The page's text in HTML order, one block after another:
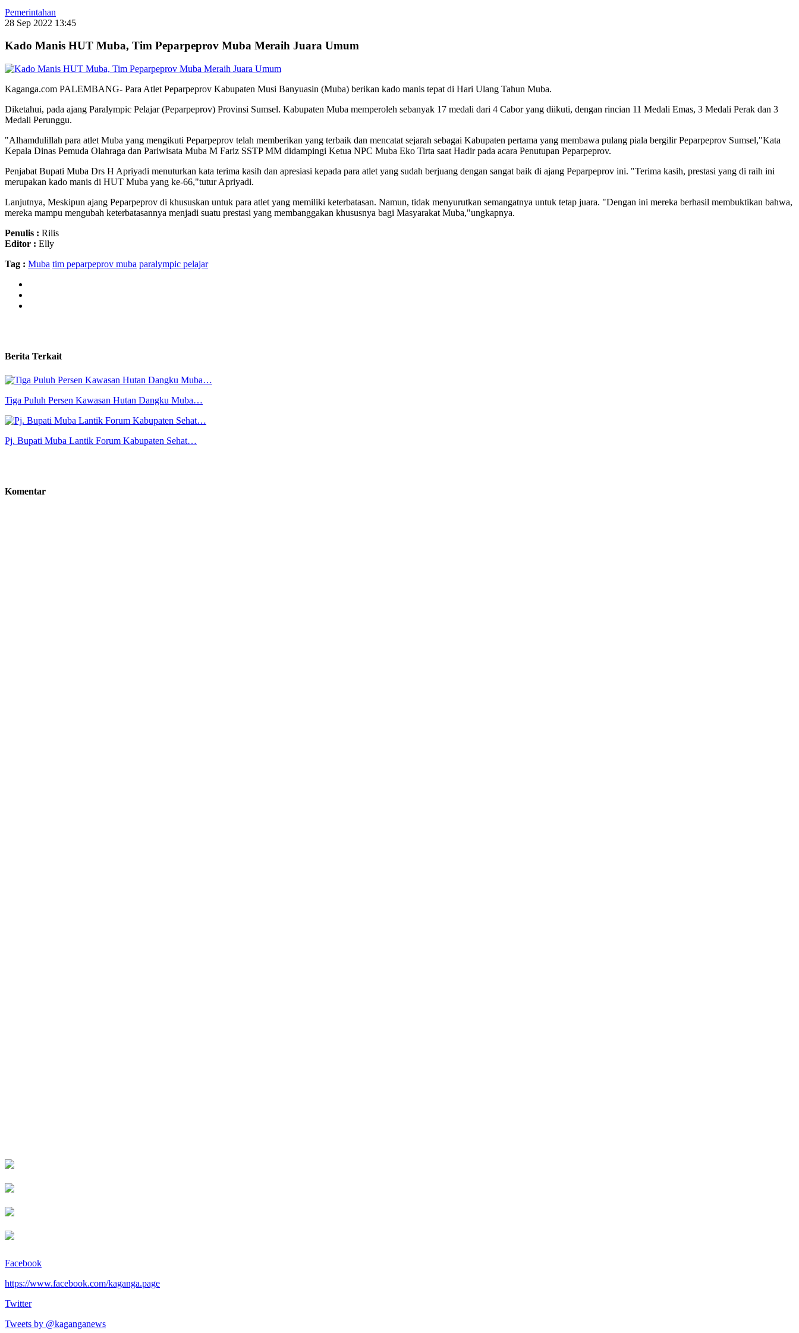
Pemerintahan
28 Sep 2022 13:45
Kado Manis HUT Muba, Tim Peparpeprov Muba Meraih Juara Umum
Kaganga.com PALEMBANG- Para Atlet Peparpeprov Kabupaten Musi Banyuasin (Muba) berikan kado manis tepat di Hari Ulang Tahun Muba.
Diketahui, pada ajang Paralympic Pelajar (Peparpeprov) Provinsi Sumsel. Kabupaten Muba memperoleh sebanyak 17 medali dari 4 Cabor yang diikuti, dengan rincian 11 Medali Emas, 3 Medali Perak dan 3
Medali Perunggu.
"Alhamdulillah para atlet Muba yang mengikuti Peparpeprov telah memberikan yang terbaik dan mencatat sejarah sebagai Kabupaten pertama yang membawa pulang piala bergilir Peparpeprov Sumsel,"Kata
Kepala Dinas Pemuda Olahraga dan Pariwisata Muba M Fariz SSTP MM didampingi Ketua NPC Muba Eko Tirta saat Hadir pada acara Penutupan Peparpeprov.
Penjabat Bupati Muba Drs H Apriyadi menuturkan kata terima kasih dan apresiasi kepada para atlet yang sudah berjuang dengan sangat baik di ajang Peparpeprov ini. "Terima kasih, prestasi yang di raih ini
merupakan kado manis di HUT Muba yang ke-66,"tutur Apriyadi.
Lanjutnya, Meskipun ajang Peparpeprov di khususkan untuk para atlet yang memiliki keterbatasan. Namun, tidak menyurutkan semangatnya untuk tetap juara. "Dengan ini mereka berhasil membuktikan bahwa,
mereka mampu mengubah keterbatasannya menjadi suatu prestasi yang membanggakan khususnya bagi Masyarakat Muba,"ungkapnya.
Penulis : Rilis
Editor : Elly
Tag : Muba tim peparpeprov muba paralympic pelajar
Berita Terkait
Tiga Puluh Persen Kawasan Hutan Dangku Muba…
Pj. Bupati Muba Lantik Forum Kabupaten Sehat…
Komentar
Facebook
https://www.facebook.com/kaganga.page
Twitter
Tweets by @kaganganews